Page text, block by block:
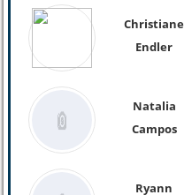
Christiane
Endler
Natalia
Campos
Ryann